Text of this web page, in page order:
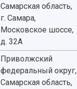
Самарская область,
г. Самара,
Московское шоссе,
д. 32А
Приволжский
федеральный округ,
Самарская область,